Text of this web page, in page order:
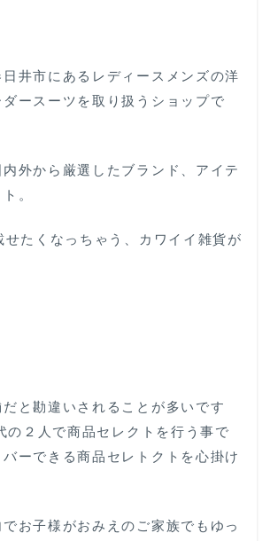
井市にあるレディースメンズの洋
ースーツを取り扱うショップで
外から厳選したブランド、アイテ
。
せたくなっちゃう、カワイイ雑貨が
と勘違いされることが多いです
の２人で商品セレクトを行う事で
ーできる商品セレトクトを心掛け
お子様がおみえのご家族でもゆっ